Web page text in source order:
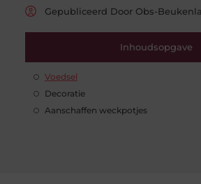
Gepubliceerd Door Obs-
Inhoudsopgave
Voedsel
Decoratie
Aanschaffen weckpotjes